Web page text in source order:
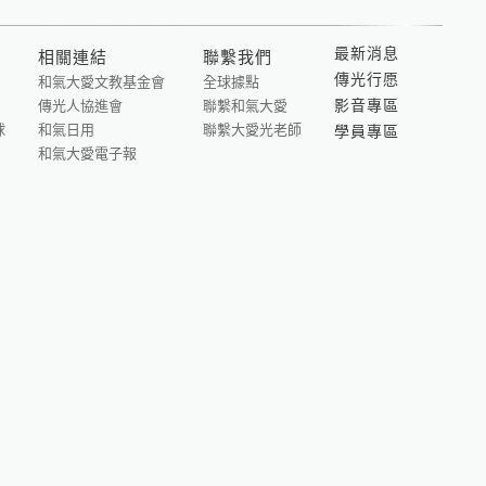
相關連結
和氣大愛文教基金會
傳光人協進會
和氣日用
和氣大愛電子報
聯繫我們
全球據點
聯繫和氣大愛
聯繫大愛光老師
最新消息
傳光行愿
影音專區
學員專區